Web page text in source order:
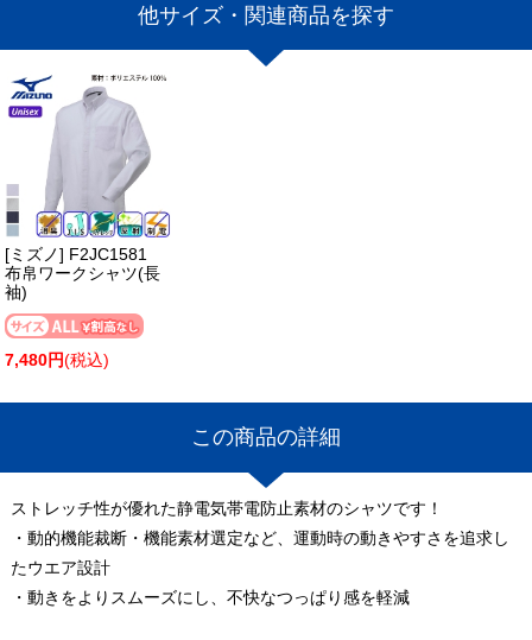
他サイズ・関連商品を探す
[ミズノ] F2JC1581
布帛ワークシャツ(長
袖)
7,480円(税込)
この商品の詳細
ストレッチ性が優れた静電気帯電防止素材のシャツです！
・動的機能裁断・機能素材選定など、運動時の動きやすさを追求し
たウエア設計
・動きをよりスムーズにし、不快なつっぱり感を軽減